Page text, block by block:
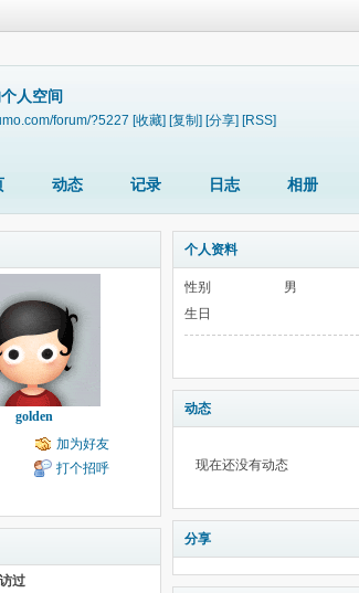
人空间
forum/?5227 [收藏] [复制] [分享] [RSS]
动态 记录 日志 相册
golden
加为好友
打个招呼
过
个人资料
性别
男
生日
动态
现在还没有动态
分享